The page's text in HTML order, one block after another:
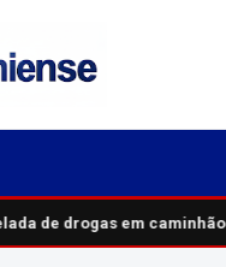
de drogas em caminhão